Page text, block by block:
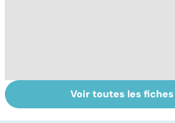
La tuberculose
pulmonaire
Tout
les
Voir toutes les